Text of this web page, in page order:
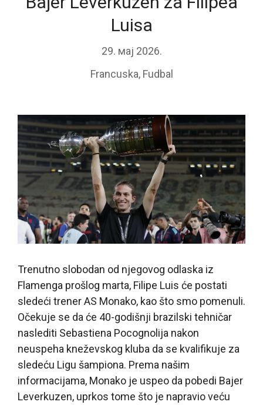
Luisa
29. мај 2026.
Francuska, Fudbal
Trenutno slobodan od njegovog odlaska iz
Flamenga prošlog marta, Filipe Luis će postati
sledeći trener AS Monako, kao što smo pomenuli.
Očekuje se da će 40-godišnji brazilski tehničar
naslediti Sebastiena Pocognolija nakon
neuspeha kneževskog kluba da se kvalifikuje za
sledeću Ligu šampiona. Prema našim
informacijama, Monako je uspeo da pobedi Bajer
Leverkuzen, uprkos tome što je napravio veću